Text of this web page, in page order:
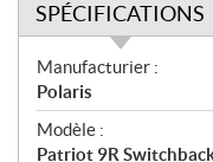
SPÉCIFICATIONS
S
p
é
c
Manufacturier :
Polaris
Modèle :
Patriot 9R